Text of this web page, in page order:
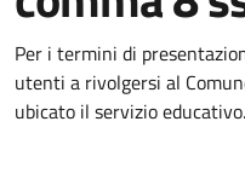
Dettagli
Per i termini di
utenti a rivolgersi al
ubicato il servizio educativo.